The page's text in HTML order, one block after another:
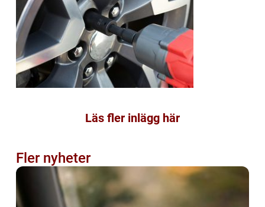
Läs fler inlägg här
Fler nyheter